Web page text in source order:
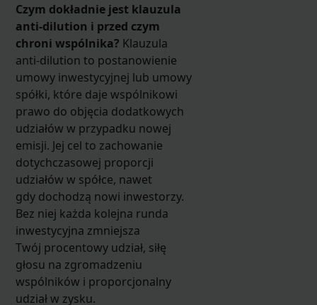
Czym dokładnie jest klauzula
anti-dilution i przed czym
chroni wspólnika? Klauzula
anti-dilution to postanowienie
umowy inwestycyjnej lub umowy
spółki, które daje wspólnikowi
prawo do objęcia dodatkowych
udziałów w przypadku nowej
emisji. Jej cel to zachowanie
dotychczasowej proporcji
udziałów w spółce, nawet
gdy dochodzą nowi inwestorzy.
Bez niej każda kolejna runda
inwestycyjna zmniejsza
Twój procentowy udział, siłę
głosu na zgromadzeniu
wspólników i proporcjonalny
udział w zysku.